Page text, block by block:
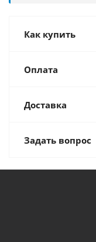
Как купить
Оплата
Доставка
Задать вопрос